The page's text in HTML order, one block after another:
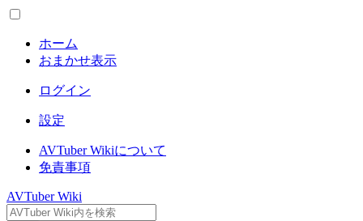
ホーム
おまかせ表示
ログイン
設定
AVTuber Wikiについて
免責事項
AVTuber Wiki